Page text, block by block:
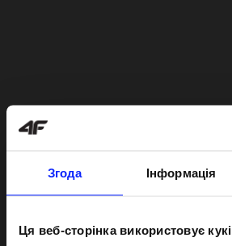
Згода Інформація
Ця веб-сторінка використовує кукі